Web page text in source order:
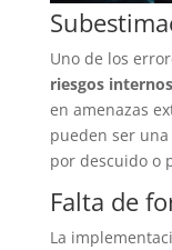
Uno de los
riesgos internos
en amenazas
pueden ser
por descuido o
Falta de
La